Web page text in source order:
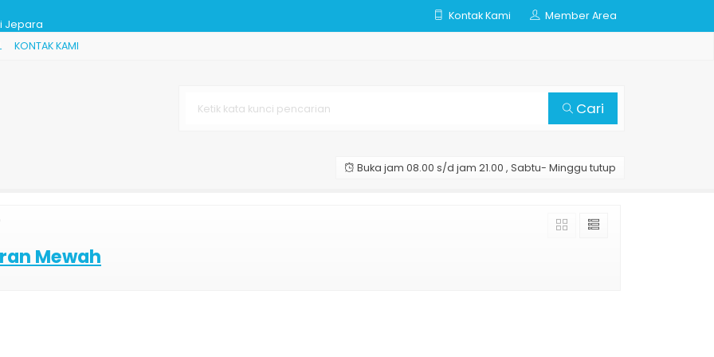
Modern
Kontak Kami Member Area
KONTAK KAMI
Cari
Buka jam 08.00 s/d jam 21.00 , Sabtu- Minggu tutup
Mewah